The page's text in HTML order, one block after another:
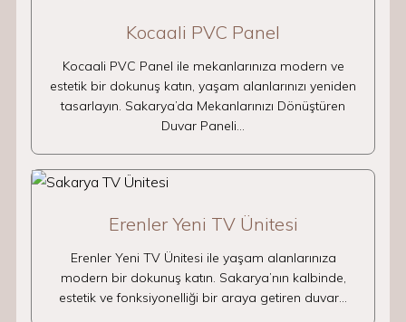
Kocaali PVC Panel
Kocaali PVC Panel ile mekanlarınıza modern ve
estetik bir dokunuş katın, yaşam alanlarınızı yeniden
tasarlayın. Sakarya’da Mekanlarınızı Dönüştüren
Duvar Paneli…
Erenler Yeni TV Ünitesi
Erenler Yeni TV Ünitesi ile yaşam alanlarınıza
modern bir dokunuş katın. Sakarya’nın kalbinde,
estetik ve fonksiyonelliği bir araya getiren duvar…